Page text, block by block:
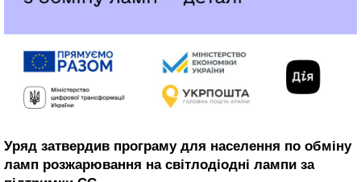
Уряд затвердив програму для населення по обміну
ламп розжарювання на світлодіодні лампи за